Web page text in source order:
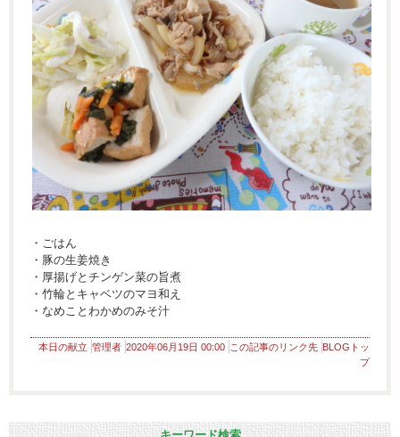
・ごはん
・豚の生姜焼き
・厚揚げとチンゲン菜の旨煮
・竹輪とキャベツのマヨ和え
・なめことわかめのみそ汁
本日の献立 管理者 2020年06月19日 00:00 この記事のリンク先 BLOGトッ
プ
キーワード検索